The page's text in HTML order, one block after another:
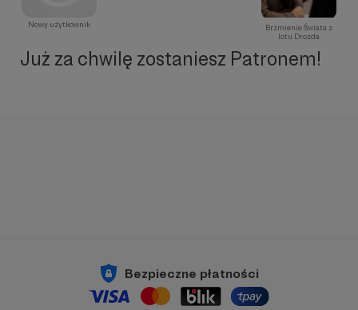
Nowy użytkownik
Brzmienie Świata z
lotu Drozda
Już za chwilę zostaniesz Patronem!
Bezpieczne płatności